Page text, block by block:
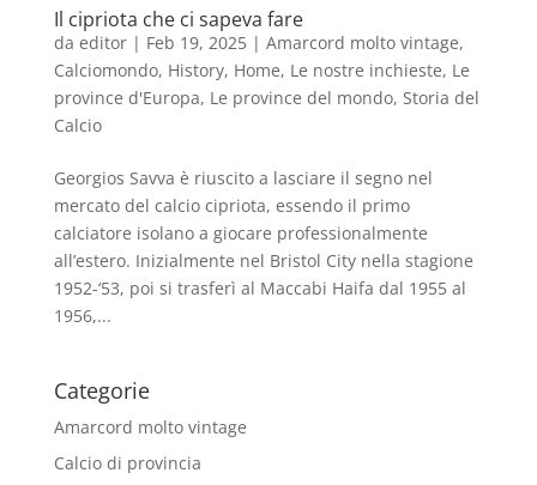
Il cipriota che ci sapeva fare
da editor| Feb 19, 2025| Amarcord molto vintage,
Calciomondo, History, Home, Le nostre inchieste, Le
province d'Europa, Le province del mondo, Storia del
Calcio
Georgios Savva è riuscito a lasciare il segno nel
mercato del calcio cipriota, essendo il primo
calciatore isolano a giocare professionalmente
all’estero. Inizialmente nel Bristol City nella stagione
1952-‘53, poi si trasferì al Maccabi Haifa dal 1955 al
1956,...
Categorie
Amarcord molto vintage
Calcio di provincia